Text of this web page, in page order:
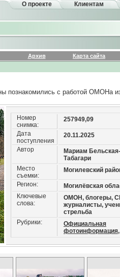
О проекте Клиентам
Архив
Карта сайта
познакомились с работой ОМОНа
Номер
снимка:
257949,09
Дата
поступления
20.11.2025
Автор
Мариам Бельская-
Табагари
Место
съемки:
Могилевский
Регион:
Могилёвская
Ключевые
слова:
ОМОН, блогеры,
журналисты,
стрельба
Рубрики:
Официальная
фотоинформация,